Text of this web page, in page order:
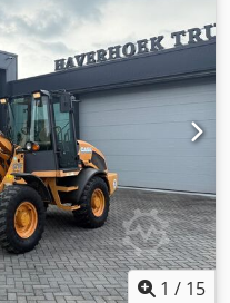
1 Tankvolym:
Våt
75R38 - 520/70R34
Verktygslåda: ?
Samson
2 x HPP
bar Vakuumpump:
1 / 15